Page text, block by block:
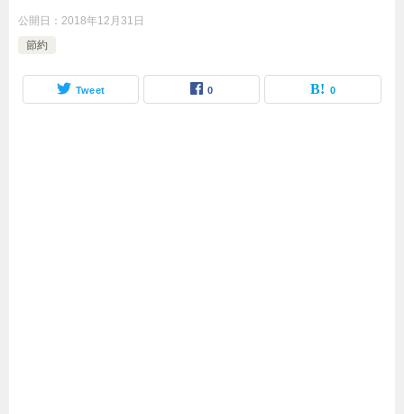
公開日： 2018年12月31日
節約
Tweet 0 0